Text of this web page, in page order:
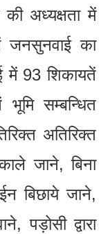
की अध्यक्षता में
जनसुनवाई का
में 93 शिकायतें
सम्बन्धित
अतिरिक्त
जाने, बिना
बिछाये जाने,
पड़ोसी द्वारा